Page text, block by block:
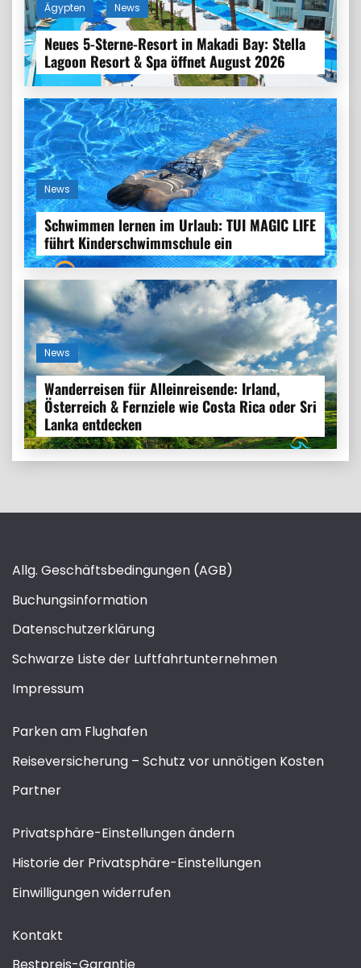
Ägypten News
Neues 5-Sterne-Resort in Makadi Bay: Stella
Lagoon Resort & Spa öffnet August 2026
News
Schwimmen lernen im Urlaub: TUI MAGIC LIFE
führt Kinderschwimmschule ein
News
Wanderreisen für Alleinreisende: Irland,
Österreich & Fernziele wie Costa Rica oder Sri
Lanka entdecken
Allg. Geschäftsbedingungen (AGB)
Buchungsinformation
Datenschutzerklärung
Schwarze Liste der Luftfahrtunternehmen
Impressum
Parken am Flughafen
Reiseversicherung – Schutz vor unnötigen Kosten
Partner
Privatsphäre-Einstellungen ändern
Historie der Privatsphäre-Einstellungen
Einwilligungen widerrufen
Kontakt